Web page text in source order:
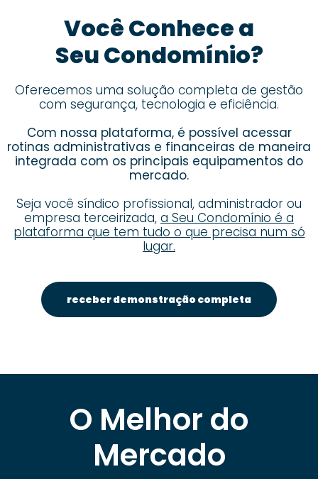
Você Conhece a
Seu Condomínio?
Oferecemos uma solução completa de gestão
com segurança, tecnologia e eficiência.
Com nossa plataforma, é possível acessar
rotinas administrativas e financeiras de maneira
integrada com os principais equipamentos do
mercado.
Seja você síndico profissional, administrador ou
empresa terceirizada, a Seu Condomínio é a
plataforma que tem tudo o que precisa num só
lugar.
receber demonstração completa
O Melhor do
Mercado